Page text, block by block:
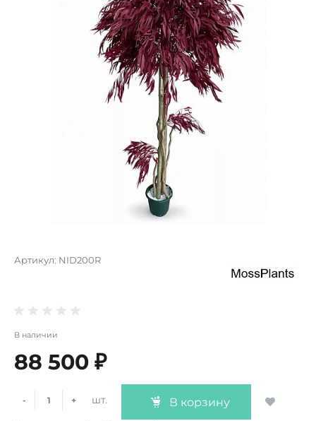
Артикул: NID200R
В наличии
88 500 ₽
- + шт. В корзину